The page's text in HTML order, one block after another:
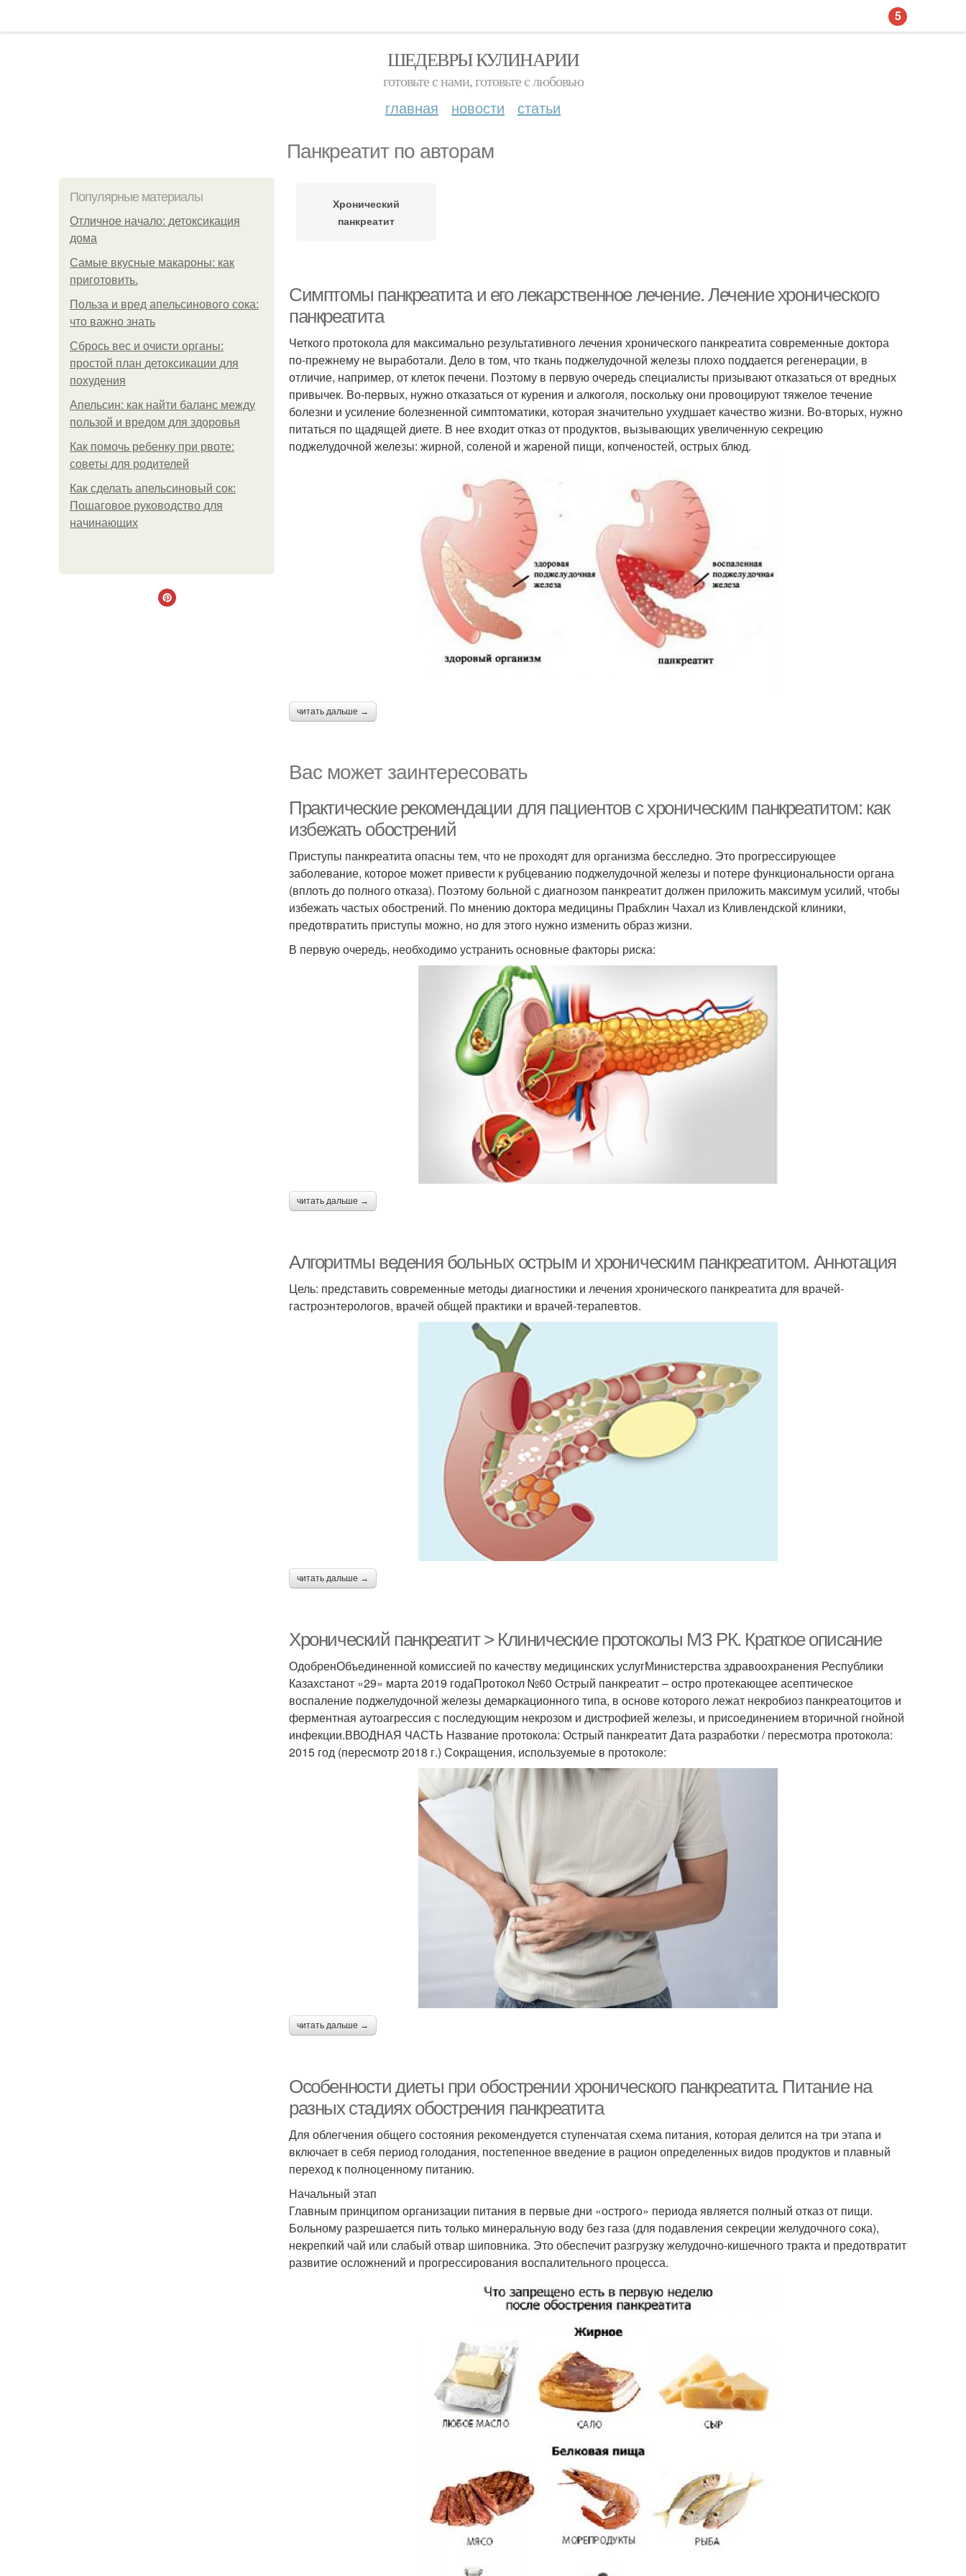
ШЕДЕВРЫ КУЛИНАРИИ
готовьте с нами, готовьте с любовью
главная новости статьи
Панкреатит по авторам
Популярные материалы
Отличное начало: детоксикация
дома
Самые вкусные макароны: как
приготовить.
Польза и вред апельсинового сока:
что важно знать
Сбрось вес и очисти органы:
простой план детоксикации для
похудения
Апельсин: как найти баланс между
пользой и вредом для здоровья
Как помочь ребенку при рвоте:
советы для родителей
Как сделать апельсиновый сок:
Пошаговое руководство для
начинающих
Хронический
панкреатит
Симптомы панкреатита и его лекарственное лечение. Лечение хронического
панкреатита
Четкого протокола для максимально результативного лечения хронического панкреатита современные доктора
по-прежнему не выработали. Дело в том, что ткань поджелудочной железы плохо поддается регенерации, в
отличие, например, от клеток печени. Поэтому в первую очередь специалисты призывают отказаться от вредных
привычек. Во-первых, нужно отказаться от курения и алкоголя, поскольку они провоцируют тяжелое течение
болезни и усиление болезненной симптоматики, которая значительно ухудшает качество жизни. Во-вторых, нужно
питаться по щадящей диете. В нее входит отказ от продуктов, вызывающих увеличенную секрецию
поджелудочной железы: жирной, соленой и жареной пищи, копченостей, острых блюд.
читать дальше →
Вас может заинтересовать
Практические рекомендации для пациентов с хроническим панкреатитом: как
избежать обострений
Приступы панкреатита опасны тем, что не проходят для организма бесследно. Это прогрессирующее
заболевание, которое может привести к рубцеванию поджелудочной железы и потере функциональности органа
(вплоть до полного отказа). Поэтому больной с диагнозом панкреатит должен приложить максимум усилий, чтобы
избежать частых обострений. По мнению доктора медицины Прабхлин Чахал из Кливлендской клиники,
предотвратить приступы можно, но для этого нужно изменить образ жизни.
В первую очередь, необходимо устранить основные факторы риска:
читать дальше →
Алгоритмы ведения больных острым и хроническим панкреатитом. Аннотация
Цель: представить современные методы диагностики и лечения хронического панкреатита для врачей-
гастроэнтерологов, врачей общей практики и врачей-терапевтов.
читать дальше →
Хронический панкреатит > Клинические протоколы МЗ РК. Краткое описание
ОдобренОбъединенной комиссией по качеству медицинских услугМинистерства здравоохранения Республики
Казахстанот «29» марта 2019 годаПротокол №60 Острый панкреатит – остро протекающее асептическое
воспаление поджелудочной железы демаркационного типа, в основе которого лежат некробиоз панкреатоцитов и
ферментная аутоагрессия с последующим некрозом и дистрофией железы, и присоединением вторичной гнойной
инфекции.ВВОДНАЯ ЧАСТЬ Название протокола: Острый панкреатит Дата разработки / пересмотра протокола:
2015 год (пересмотр 2018 г.) Сокращения, используемые в протоколе:
читать дальше →
Особенности диеты при обострении хронического панкреатита. Питание на
разных стадиях обострения панкреатита
Для облегчения общего состояния рекомендуется ступенчатая схема питания, которая делится на три этапа и
включает в себя период голодания, постепенное введение в рацион определенных видов продуктов и плавный
переход к полноценному питанию.
Начальный этап
Главным принципом организации питания в первые дни «острого» периода является полный отказ от пищи.
Больному разрешается пить только минеральную воду без газа (для подавления секреции желудочного сока),
некрепкий чай или слабый отвар шиповника. Это обеспечит разгрузку желудочно-кишечного тракта и предотвратит
развитие осложнений и прогрессирования воспалительного процесса.
5